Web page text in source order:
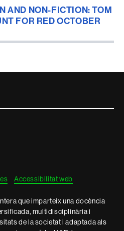
AND NON-FICTION: TOM
FOR RED OCTOBER
Accessibilitat web
que imparteix una docència
multidisciplinària i
de la societat i adaptada als